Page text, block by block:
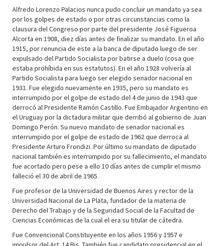
Alfredo Lorenzo Palacios nunca pudo concluir un mandato ya sea
por los golpes de estado o por otras circunstancias como la
clausura del Congreso por parte del presidente José Figueroa
Alcorta en 1908, diez días antes de finalizar su mandato. En el año
1915, por renuncia de este a la banca de diputado luego de ser
expulsado del Partido Socialista por batirse a duelo (cosa que
estaba prohíbida en sus estatutos). En el año 1928 volvería al
Partido Socialista para luego ser elegido senador nacional en
1931. Fue elegido nuevamente en 1935, pero su mandato es
interrumpido por el golpe de estado del 4 de junio de 1943 que
derrocó al Presidente Ramón Castillo. Fue Embajador Argentino en
el Uruguay por la dictadura militar que derribó al gobierno de Juan
Domingo Perón. Su nuevo mandato de senador nacional es
interrumpido por el golpe de estado de 1962 que derroca al
Presidente Arturo Frondizi. Por último su mandato de diputado
nacional también es interrumpido por su fallecimiento, el mandato
fue acortado pero pese a ello 10 días antes de cumplir el mismo
falleció el 30 de abril de 1965.
Fue profesor de la Universidad de Buenos Aires y rector de la
Universidad Nacional de La Plata, fundador de la materia de
Derecho del Trabajo y de la Seguridad Social de la Facultad de
Ciencias Económicas de la cual el era su titular de cátedra.
Fue Convencional Constituyente en los años 1956 y 1957 e